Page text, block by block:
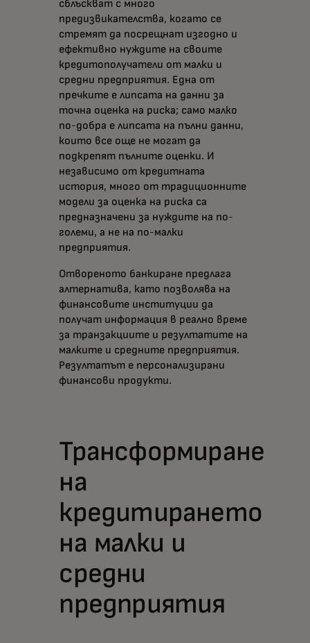
сблъскват с много
предизвикателства, когато се
стремят да посрещнат изгодно и
ефективно нуждите на своите
кредитополучатели от малки и
средни предприятия. Една от
пречките е липсата на данни за
точна оценка на риска; само малко
по-добра е липсата на пълни данни,
които все още не могат да
подкрепят пълните оценки. И
независимо от кредитната
история, много от традиционните
модели за оценка на риска са
предназначени за нуждите на по-
големи, а не на по-малки
предприятия.
Отвореното банкиране предлага
алтернатива, като позволява на
финансовите институции да
получат информация в реално време
за транзакциите и резултатите на
малките и средните предприятия.
Резултатът е персонализирани
финансови продукти.
Трансформиране
на
кредитирането
на малки и
средни
предприятия